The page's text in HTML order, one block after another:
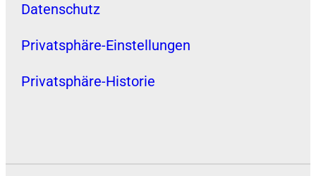
Datenschutz
Privatsphäre-Einstellungen
Privatsphäre-Historie